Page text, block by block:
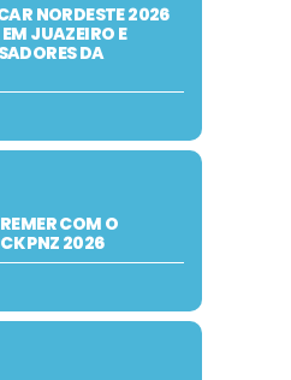
NORDESTE 2026
JUAZEIRO E
DA
COM O
PNZ 2026